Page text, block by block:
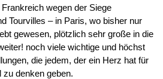
wegen der Siege
Tourvilles – in Paris, wo bisher nur
gewesen, plötzlich sehr große in die
noch viele wichtige und höchst
die jedem, der ein Herz hat für
denken geben.